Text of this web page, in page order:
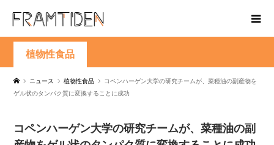
植物性食品
ニュース 植物性食品
コペンハーゲン大学の研究チームが、菜種油の副産物を
ゲル状のタンパク質に変換することに成功
コペンハーゲン大学の研究チームが、菜種油の副